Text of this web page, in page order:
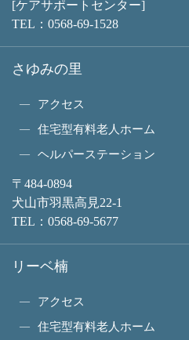
[ケアサポートセンター]
TEL： 0568-69-1528
さゆみの里
アクセス
住宅型有料老人ホーム
ヘルパーステーション
〒484-0894
犬山市羽黒高見22-1
TEL： 0568-69-5677
リーベ楠
アクセス
住宅型有料老人ホーム